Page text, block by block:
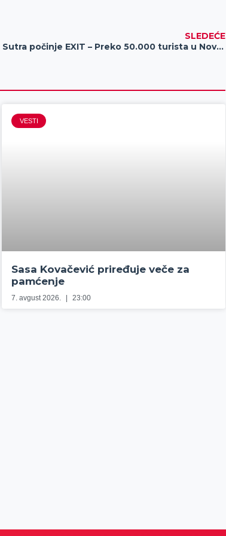
SLEDEĆE
Sutra počinje EXIT – Preko 50.000 turista u Novom Sadu za vreme festivala
VESTI
Sasa Kovačević priređuje veče za
pamćenje
7. avgust 2026. 23:00